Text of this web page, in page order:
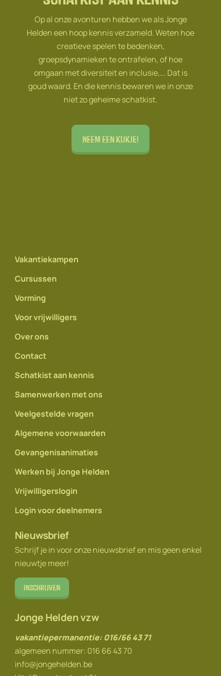
Op al onze avonturen hebben we als Jonge
Helden een hoop kennis verzameld. Weten hoe
creatieve spelen te bedenken,
groepsdynamieken te ontrafelen, of hoe
omgaan met diversiteit en inclusie,... Dat is
goud waard. En die kennis bewaren we in onze
niet zo geheime schatkist.
Neem een kijkje!
Vakantiekampen
Cursussen
Vorming
Voor vrijwilligers
Over ons
Contact
Schatkist aan kennis
Samenwerken met ons
Veelgestelde vragen
Algemene voorwaarden
Gevangenisanimaties
Werken bij Jonge Helden
Vrijwilligerslogin
Login voor deelnemers
Nieuwsbrief
Schrijf je in voor onze nieuwsbrief en mis geen enkel
nieuwtje meer!
Inschrijven
Jonge Helden vzw
vakantiepermanentie: 016/66 43 71
algemeen nummer: 016 66 43 70
info@jongehelden.be